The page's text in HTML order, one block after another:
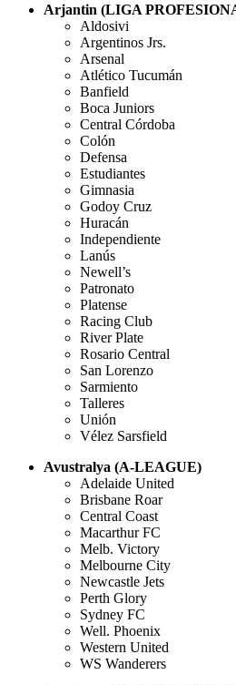
Arjantin (LIGA
Aldosivi
Argentinos Jrs.
Arsenal
Atlético Tucumán
Banfield
Boca Juniors
Central Córdoba
Colón
Defensa
Estudiantes
Gimnasia
Godoy Cruz
Huracán
Independiente
Lanús
Newell’s
Patronato
Platense
Racing Club
River Plate
Rosario Central
San Lorenzo
Sarmiento
Talleres
Unión
Vélez Sarsfield
Avustralya (A-LEAGUE)
Adelaide United
Brisbane Roar
Central Coast
Macarthur FC
Melb. Victory
Melbourne City
Newcastle Jets
Perth Glory
Sydney FC
Well. Phoenix
Western United
WS Wanderers